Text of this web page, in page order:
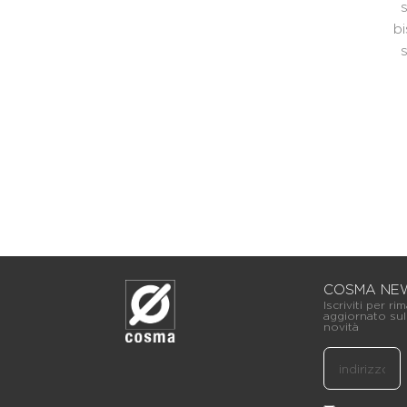
COSMA
Iscriviti per
aggiornato
novità